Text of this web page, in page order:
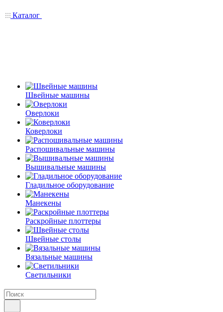
Каталог
Швейные машины
Оверлоки
Коверлоки
Распошивальные машины
Вышивальные машины
Гладильное оборудование
Манекены
Раскройные плоттеры
Швейные столы
Вязальные машины
Светильники